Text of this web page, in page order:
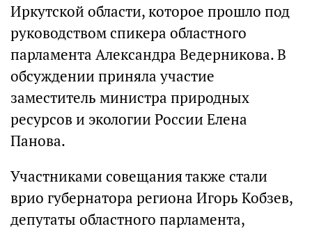
Иркутской области, которое прошло под
руководством спикера областного
парламента Александра Ведерникова. В
обсуждении приняла участие
заместитель министра природных
ресурсов и экологии России Елена
Панова.
Участниками совещания также стали
врио губернатора региона Игорь Кобзев,
депутаты областного парламента,